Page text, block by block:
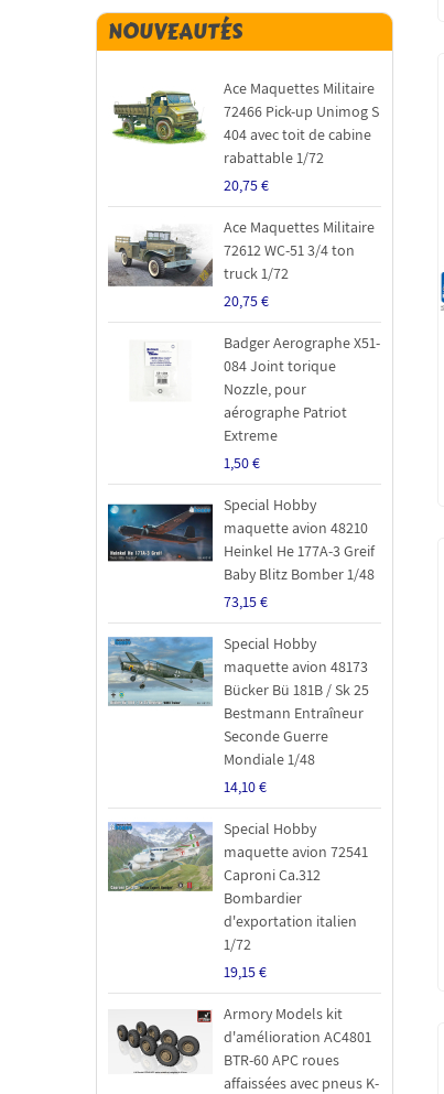
NOUVEAUTÉS
Ace Maquettes Militaire
72466 Pick-up Unimog S
404 avec toit de cabine
rabattable 1/72
20,75 €
Ace Maquettes Militaire
72612 WC-51 3/4 ton
truck 1/72
20,75 €
Badger Aerographe X51-
084 Joint torique
Nozzle, pour
aérographe Patriot
Extreme
1,50 €
Special Hobby
maquette avion 48210
Heinkel He 177A-3 Greif
Baby Blitz Bomber 1/48
73,15 €
Special Hobby
maquette avion 48173
Bücker Bü 181B / Sk 25
Bestmann Entraîneur
Seconde Guerre
Mondiale 1/48
14,10 €
Special Hobby
maquette avion 72541
Caproni Ca.312
Bombardier
d'exportation italien
1/72
19,15 €
Armory Models kit
d'amélioration AC4801
BTR-60 APC roues
affaissées avec pneus K-